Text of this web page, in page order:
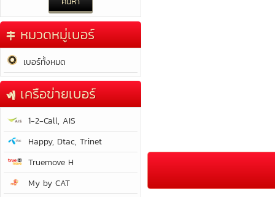
หมวดหมู่เบอร์
เบอร์ทั้งหมด
เครือข่ายเบอร์
1-2-Call, AIS
Happy, Dtac, Trinet
Truemove H
My by CAT